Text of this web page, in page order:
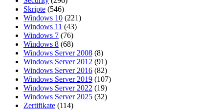
Skripte (546)
Windows 10 (221)
Windows 11 (43)
Windows 7 (76)
Windows 8 (68)
Windows Server 2008 (8)
Windows Server 2012 (91)
Windows Server 2016 (82)
Windows Server 2019 (107)
Windows Server 2022 (19)
Windows Server 2025 (32)
Zertifikate (114)